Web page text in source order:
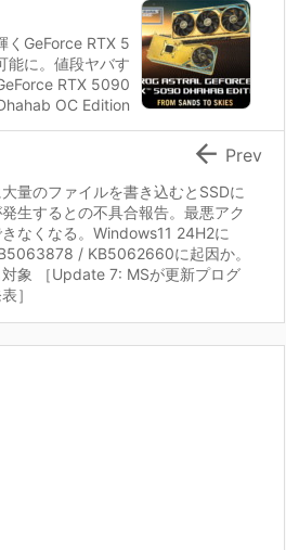
くGeForce RTX 5
能に。値段ヤバす
RTX 5090
OC Edition
量のファイルを書き込むとSSDに
生するとの不具合報告。最悪アク
なくなる。Windows11 24H2に
/ KB5062660に起因か。
象 ［Update 7: MSが更新プログ
］
 Prev